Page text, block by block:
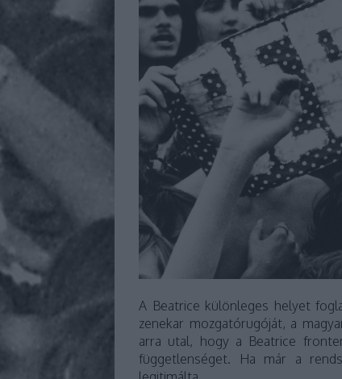
A Beatrice különleges helyet
zenekar mozgatórugóját, a
arra utal, hogy a Beatrice
függetlenséget. Ha már a